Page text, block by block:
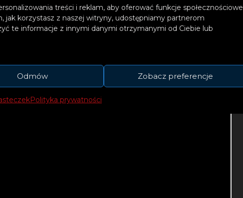
treści i reklam, aby oferować funkcje społecznościowe
jak korzystasz z naszej witryny, udostępniamy partnerom
te informacje z innymi danymi otrzymanymi od Ciebie lub
Odmów Zobacz preferencje
Polityka prywatności